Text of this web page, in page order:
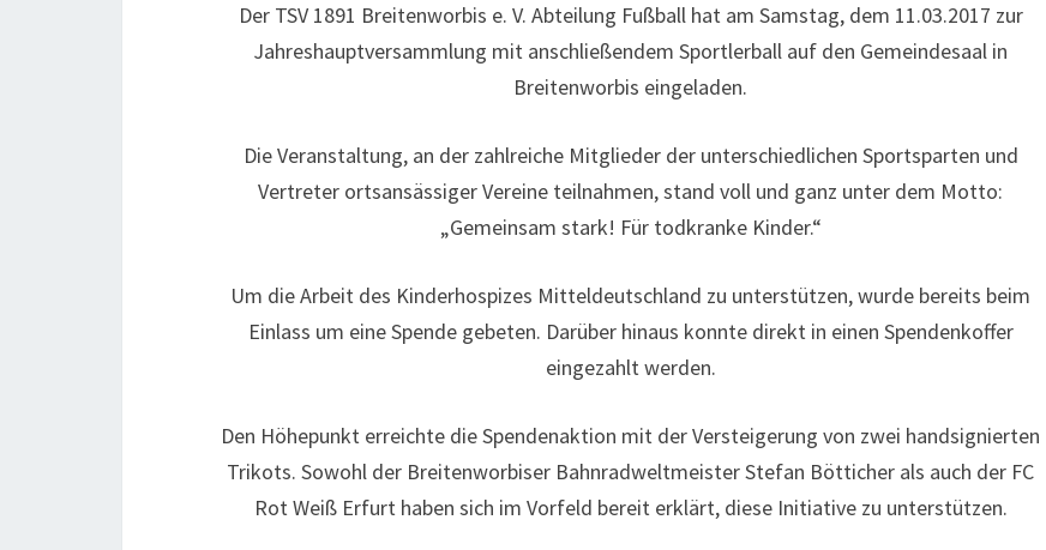
Der TSV 1891 Breitenworbis e. V. Abteilung Fußball hat am Samstag, dem 11.03.2017 zur
Jahreshauptversammlung mit anschließendem Sportlerball auf den Gemeindesaal in
Breitenworbis eingeladen.
Die Veranstaltung, an der zahlreiche Mitglieder der unterschiedlichen Sportsparten und
Vertreter ortsansässiger Vereine teilnahmen, stand voll und ganz unter dem Motto:
„Gemeinsam stark! Für todkranke Kinder.“
Um die Arbeit des Kinderhospizes Mitteldeutschland zu unterstützen, wurde bereits beim
Einlass um eine Spende gebeten. Darüber hinaus konnte direkt in einen Spendenkoffer
eingezahlt werden.
Den Höhepunkt erreichte die Spendenaktion mit der Versteigerung von zwei handsignierten
Trikots. Sowohl der Breitenworbiser Bahnradweltmeister Stefan Bötticher als auch der FC
Rot Weiß Erfurt haben sich im Vorfeld bereit erklärt, diese Initiative zu unterstützen.